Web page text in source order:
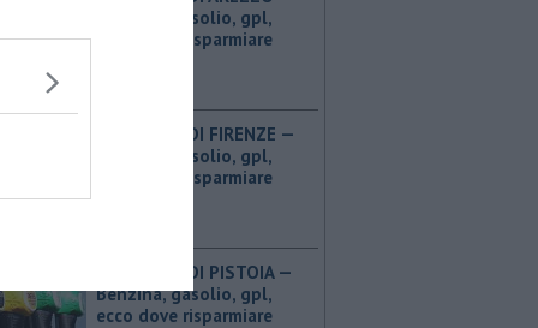
Benzina, gasolio, gpl,
ecco dove risparmiare
PROVINCIA DI FIRENZE — ​
Benzina, gasolio, gpl,
ecco dove risparmiare
PROVINCIA DI PISTOIA — ​
Benzina, gasolio, gpl,
ecco dove risparmiare